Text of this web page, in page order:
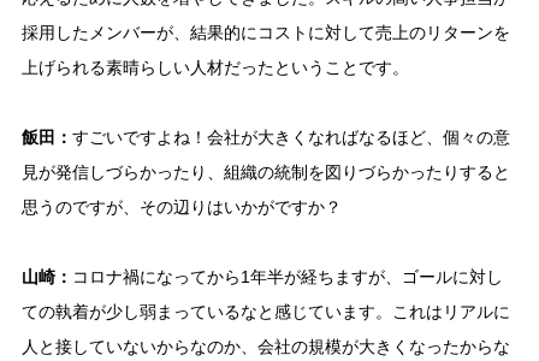
採用したメンバーが、結果的にコストに対して売上のリターンを
上げられる素晴らしい人材だったということです。
飯田： すごいですよね！会社が大きくなればなるほど、個々の意
見が発信しづらかったり、組織の統制を図りづらかったりすると
思うのですが、その辺りはいかがですか？
山崎： コロナ禍になってから1年半が経ちますが、ゴールに対し
ての執着が少し弱まっているなと感じています。これはリアルに
人と接していないからなのか、会社の規模が大きくなったからな